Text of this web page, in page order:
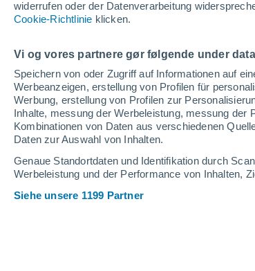
widerrufen oder der Datenverarbeitung
Cookie-Richtlinie klicken.
Vi og vores partnere gør følgende under
Speichern von oder Zugriff auf Informationen auf
Werbeanzeigen, erstellung von Profilen für
Werbung, erstellung von Profilen zur
Inhalte, messung der Werbeleistung, messung der
Kombinationen von Daten aus verschiedenen
Daten zur Auswahl von Inhalten.
Genaue Standortdaten und Identifikation durch
Werbeleistung und der Performance von Inhalten,
Siehe unsere 1199 Partner